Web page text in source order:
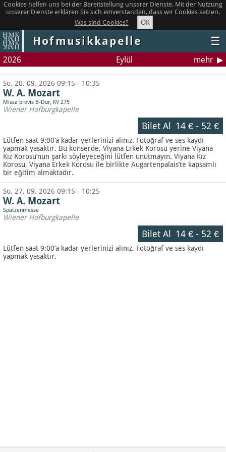
Cookies helfen uns bei der Bereitstellung unserer Dienste. Mit der Nutzung
unserer Dienste erklären Sie sich einverstanden, dass wir Cookies setzen.
Was sind Cookies?
OK
Hofmusikkapelle ☰
2026 Eylül mehr
So, 20. 09. 2026 09:15 - 10:35
W. A. Mozart
Missa brevis B-Dur, KV 275
Wiener Hofburgkapelle
Bilet Al 14 €- 52 €
Lütfen saat 9:00’a kadar yerlerinizi alınız. Fotoğraf ve ses kaydı
yapmak yasaktır. Bu konserde, Viyana Erkek Korosu yerine Viyana
Kız Korosu’nun şarkı söyleyeceğini lütfen unutmayın. Viyana Kız
Korosu, Viyana Erkek Korosu ile birlikte Augartenpalais’te kapsamlı
bir eğitim almaktadır.
So, 27. 09. 2026 09:15 - 10:25
W. A. Mozart
Spatzenmesse
Wiener Hofburgkapelle
Bilet Al 14 €- 52 €
Lütfen saat 9:00’a kadar yerlerinizi alınız. Fotoğraf ve ses kaydı
yapmak yasaktır.